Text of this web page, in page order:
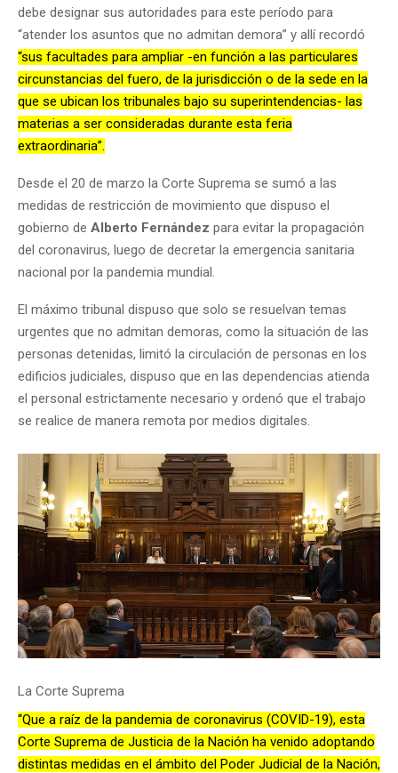
debe designar sus autoridades para este período para
“atender los asuntos que no admitan demora” y allí recordó
“sus facultades para ampliar -en función a las particulares
circunstancias del fuero, de la jurisdicción o de la sede en la
que se ubican los tribunales bajo su superintendencias- las
materias a ser consideradas durante esta feria
extraordinaria”.
Desde el 20 de marzo la Corte Suprema se sumó a las
medidas de restricción de movimiento que dispuso el
gobierno de Alberto Fernández para evitar la propagación
del coronavirus, luego de decretar la emergencia sanitaria
nacional por la pandemia mundial.
El máximo tribunal dispuso que solo se resuelvan temas
urgentes que no admitan demoras, como la situación de las
personas detenidas, limitó la circulación de personas en los
edificios judiciales, dispuso que en las dependencias atienda
el personal estrictamente necesario y ordenó que el trabajo
se realice de manera remota por medios digitales.
La Corte Suprema
“Que a raíz de la pandemia de coronavirus (COVID-19), esta
Corte Suprema de Justicia de la Nación ha venido adoptando
distintas medidas en el ámbito del Poder Judicial de la Nación,